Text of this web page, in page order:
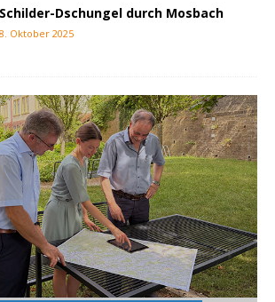
Dschungel durch Mosbach
Oktober 2025